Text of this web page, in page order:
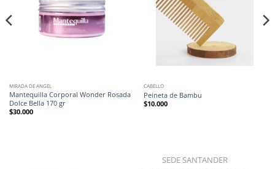
MIRADA DE ANGEL
Mantequilla Corporal Wonder Rosada
Dolce Bella 170 gr
$30.000
CABELLO
Peineta de Bambu
$10.000
SEDE SANTANDER